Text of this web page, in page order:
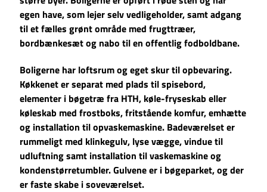
egen have, som lejer selv vedligeholder, samt adgang
til et fælles grønt område med frugttræer,
bordbænkesæt og nabo til en offentlig fodboldbane.
Boligerne har loftsrum og eget skur til opbevaring.
Køkkenet er separat med plads til spisebord,
elementer i bøgetræ fra HTH, køle-fryseskab eller
køleskab med frostboks, fritstående komfur, emhætte
og installation til opvaskemaskine. Badeværelset er
rummeligt med klinkegulv, lyse vægge, vindue til
udluftning samt installation til vaskemaskine og
kondenstørretumbler. Gulvene er i bøgeparket, og der
er faste skabe i soveværelset.